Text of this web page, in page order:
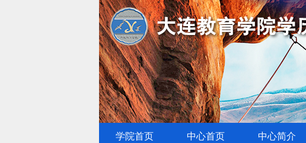
学院首页 中心首页 中心简介